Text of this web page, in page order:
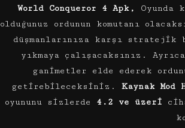
World Conqueror 4 Apk, Oyunda
olduğunuz ordunun komutanı
düşmanlarınıza karşı
yıkmaya çalışacaksınız.
ganimetler elde ederek
getirebileceksiniz. Kaynak
oyununu sizlerde 4.2 ve üzeri